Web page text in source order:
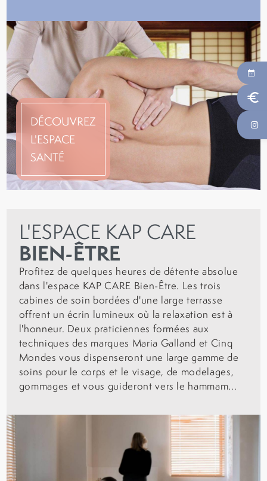
euro
DÉCOUVREZ
L'ESPACE
SANTÉ
L'ESPACE KAP CARE
BIEN-ÊTRE
Profitez de quelques heures de détente absolue
dans l'espace KAP CARE Bien-Être. Les trois
cabines de soin bordées d'une large terrasse
offrent un écrin lumineux où la relaxation est à
l'honneur. Deux praticiennes formées aux
techniques des marques Maria Galland et Cinq
Mondes vous dispenseront une large gamme de
soins pour le corps et le visage, de modelages,
gommages et vous guideront vers le hammam...